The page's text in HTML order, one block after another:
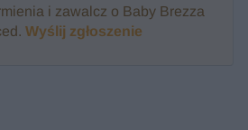
i zawalcz o Baby Brezza
Wyślij zgłoszenie